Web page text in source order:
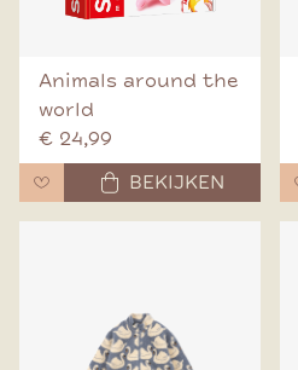
Animals around the
world
€ 24,99
BEKIJKEN